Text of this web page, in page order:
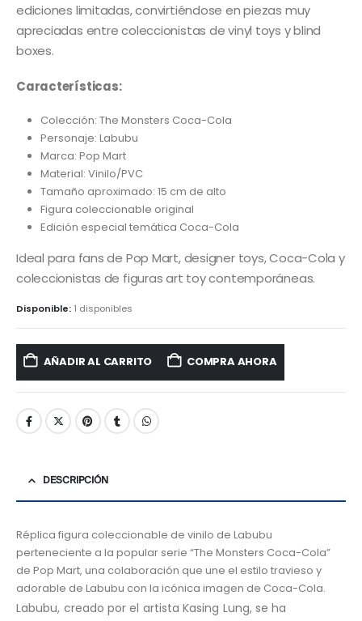
ediciones limitadas, convirtiéndose en piezas muy
apreciadas entre coleccionistas de vinyl toys y blind
boxes.
Características:
Colección: The Monsters Coca-Cola
Personaje: Labubu
Marca: Pop Mart
Material: Vinilo/PVC
Tamaño aproximado: 15 cm de alto
Figura coleccionable original
Edición especial temática Coca-Cola
Ideal para fans de Pop Mart, designer toys, Coca-Cola y
coleccionistas de figuras art toy contemporáneas.
Disponible: 1 disponibles
AÑADIR AL CARRITO COMPRA AHORA
DESCRIPCIÓN
Réplica figura coleccionable de vinilo de Labubu
perteneciente a la popular serie “The Monsters Coca-Cola”
de Pop Mart, una colaboración que une el estilo travieso y
adorable de Labubu con la icónica imagen de Coca-Cola.
Labubu, creado por el artista Kasing Lung, se ha